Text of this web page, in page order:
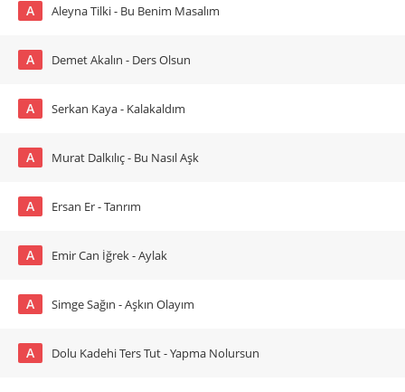
A Aleyna Tilki - Bu Benim Masalım
A Demet Akalın - Ders Olsun
A Serkan Kaya - Kalakaldım
A Murat Dalkılıç - Bu Nasıl Aşk
A Ersan Er - Tanrım
A Emir Can İğrek - Aylak
A Simge Sağın - Aşkın Olayım
A Dolu Kadehi Ters Tut - Yapma Nolursun